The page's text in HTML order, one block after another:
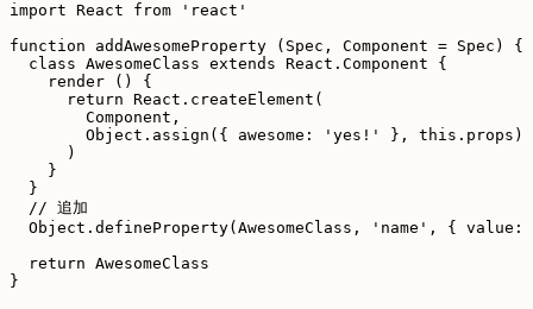
import React from 'react'
function addAwesomeProperty (Spec, Component = Spec) {
  class AwesomeClass extends React.Component {
    render () {
      return React.createElement(
        Component,
        Object.assign({ awesome: 'yes!' }, this.props)
      )
    }
  }
  // 追加
Object.defineProperty(AwesomeClass, 'name', {
  return AwesomeClass